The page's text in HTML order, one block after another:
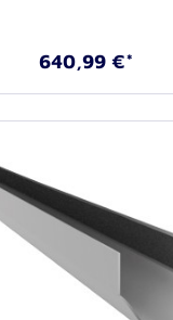
640,99 €*